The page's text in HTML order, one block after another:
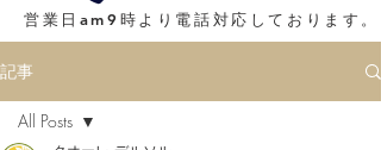
営業日am9時より電話対応しております。
記事
All Posts